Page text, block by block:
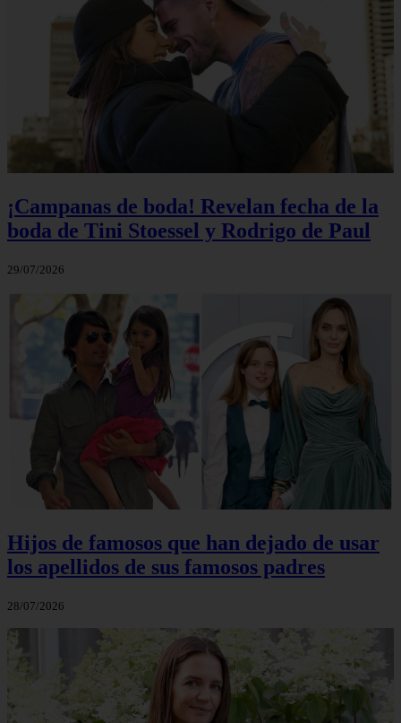
¡Campanas de boda! Revelan fecha de la
boda de Tini Stoessel y Rodrigo de Paul
29/07/2026
Hijos de famosos que han dejado de usar
los apellidos de sus famosos padres
28/07/2026